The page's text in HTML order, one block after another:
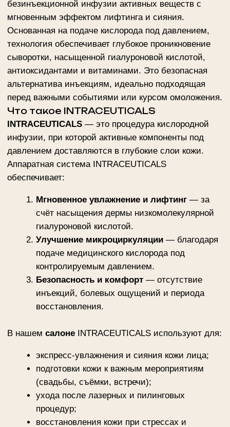
инфузии, при которой активные компоненты под
давлением доставляются в глубокие слои кожи.
обеспечивает:
Мгновенное увлажнение и лифтинг
счёт насыщения дермы низкомолекулярной
гиалуроновой кислотой.
подаче медицинского кислорода под
контролируемым давлением.
Безопасность и комфорт — отсутствие
восстановления.
экспресс-увлажнения и сияния кожи лица;
подготовки кожи к важным мероприятиям
(свадьбы, съёмки, встречи);
процедур;
восстановления кожи при стрессах и
ЗАПИСАТЬСЯ НА КОНСУЛЬТАЦИЮ
О системе
INTRACEUTICALS
в более чем 50 странах мира.
Ключевые особенности:
аппликатор— мягкая подача активной
Формула тройной гиалуроновой
системы— увлажнение на всех уровнях:
поверхностном, среднем и глубоком.
Индивидуальные сыворотки
Opulence, Atoxelene, Clarity — для разных
задач (омоложение, пигментация, акне).